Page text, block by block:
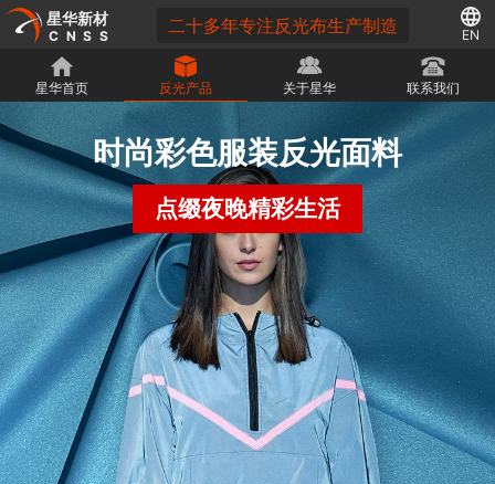
星华新材
CNSS 二十多年专注反光布生产制造 EN
星华首页 反光产品 关于星华 联系我们
时尚彩色服装反光面料
点缀夜晚精彩生活